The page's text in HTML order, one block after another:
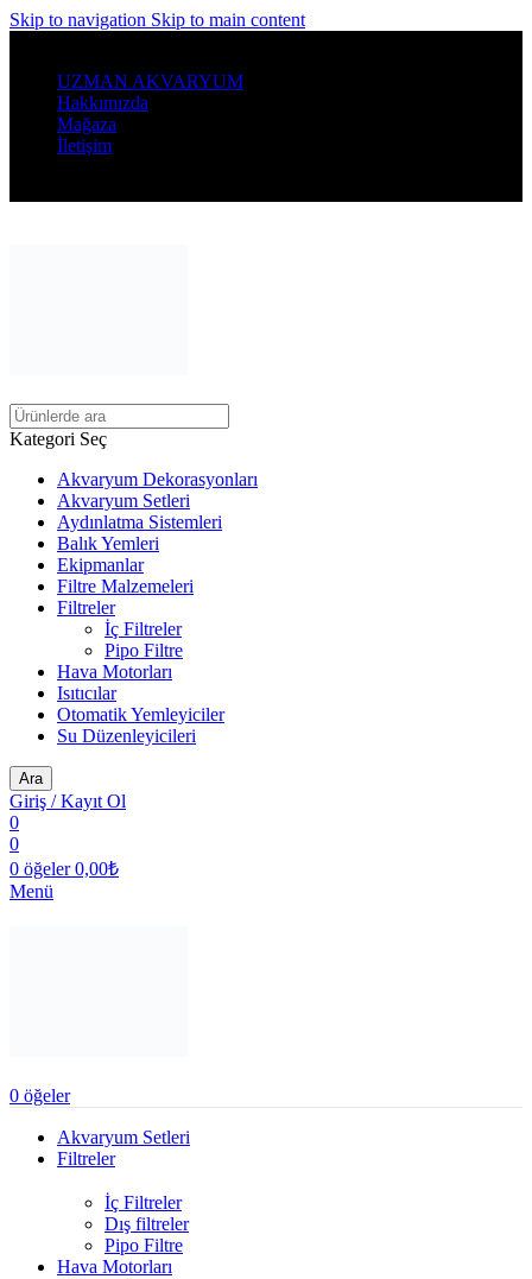
Skip to navigation Skip to main content
UZMAN AKVARYUM
Hakkımızda
Mağaza
İletişim
Kategori Seç
Akvaryum Dekorasyonları
Akvaryum Setleri
Aydınlatma Sistemleri
Balık Yemleri
Ekipmanlar
Filtre Malzemeleri
Filtreler
İç Filtreler
Pipo Filtre
Hava Motorları
Isıtıcılar
Otomatik Yemleyiciler
Su Düzenleyicileri
Ara
Giriş / Kayıt Ol
0
0
0 öğeler 0,00₺
Menü
0 öğeler
Akvaryum Setleri
Filtreler
İç Filtreler
Dış filtreler
Pipo Filtre
Hava Motorları